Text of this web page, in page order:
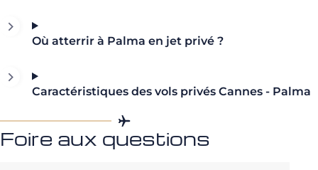
Où atterrir à Palma en jet privé ?
Caractéristiques des vols privés Cannes - Palma
Foire aux questions